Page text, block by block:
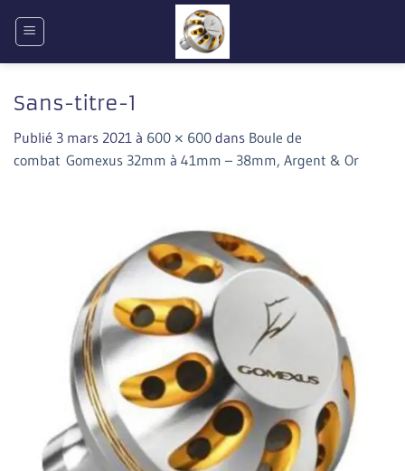
Sans-titre-1
Publié 3 mars 2021 à 600 × 600 dans Boule de
combat Gomexus 32mm à 41mm – 38mm, Argent & Or